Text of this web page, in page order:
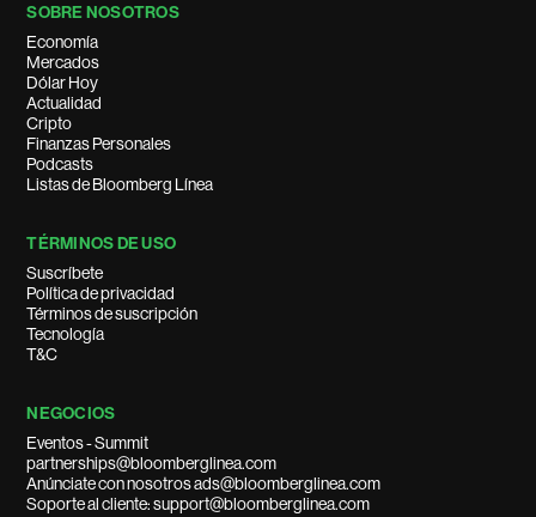
SOBRE NOSOTROS
Economía
Mercados
Dólar Hoy
Actualidad
Cripto
Finanzas Personales
Podcasts
Listas de Bloomberg Línea
TÉRMINOS DE USO
Suscríbete
Política de privacidad
Términos de suscripción
Tecnología
T&C
NEGOCIOS
Eventos - Summit
partnerships@bloomberglinea.com
Anúnciate con nosotros ads@bloomberglinea.com
Soporte al cliente: support@bloomberglinea.com